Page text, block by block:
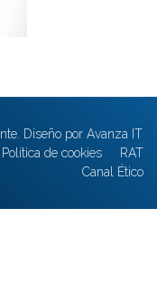
Diseño por Avanza IT
Política de cookies
RAT
Canal Ético